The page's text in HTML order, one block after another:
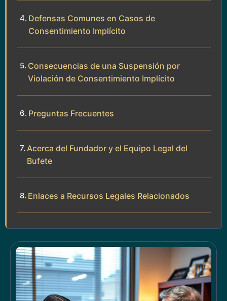
Defensas Comunes en Casos de
Consentimiento Implícito
Consecuencias de una Suspensión por
Violación de Consentimiento Implícito
Preguntas Frecuentes
Acerca del Fundador y el Equipo Legal del
Bufete
Enlaces a Recursos Legales Relacionados